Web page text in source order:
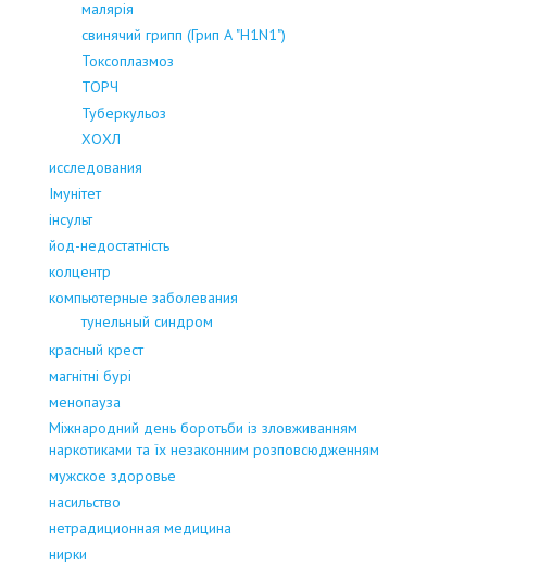
малярія
свинячий грипп (Грип А "H1N1")
Токсоплазмоз
ТОРЧ
Туберкульоз
ХОХЛ
исследования
Імунітет
інсульт
йод-недостатність
колцентр
компьютерные заболевания
тунельный синдром
красный крест
магнітні бурі
менопауза
Міжнародний день боротьби із зловживанням
наркотиками та їх незаконним розповсюдженням
мужское здоровье
насильство
нетрадиционная медицина
нирки